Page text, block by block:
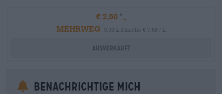
€ 2,50
MEHRWEG
0,33 L Flasche € 7,58 / L
Ausverkauft
Benachrichtige mich